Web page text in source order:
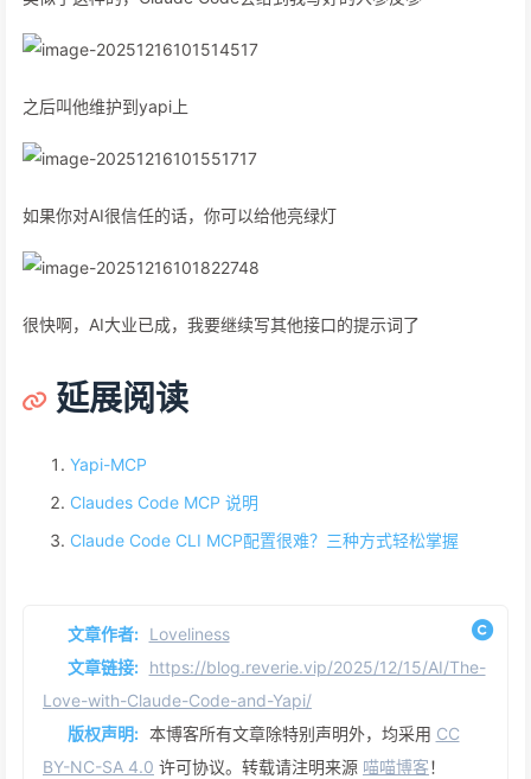
之后叫他维护到yapi上
如果你对AI很信任的话，你可以给他亮绿灯
很快啊，AI大业已成，我要继续写其他接口的提示词了
延展阅读
Yapi-MCP
Claudes Code MCP 说明
Claude Code CLI MCP配置很难？三种方式轻松掌握
文章作者: Loveliness
文章链接: https://blog.reverie.vip/2025/12/15/AI/The-
Love-with-Claude-Code-and-Yapi/
版权声明: 本博客所有文章除特别声明外，均采用 CC
BY-NC-SA 4.0 许可协议。转载请注明来源 喵喵博客！